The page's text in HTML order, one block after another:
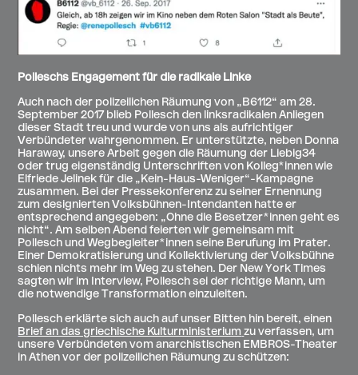
Polleschs Engagement für die radikale Linke
Auch nach der polizeilichen Räumung von „B6112“ am 28.
September 2017 blieb Pollesch den linksradikalen Anliegen
dieser Stadt treu und wurde von uns als aufrichtiger
Verbündeter wahrgenommen. Er unterstützte, neben Donna
Haraway, unsere Arbeit gegen die Räumung der Liebig34
oder trug eigenständig Unterschriften von Kolleg*innen wie
Elfriede Jelinek für die „Kein-Haus-Weniger“-Kampagne
zusammen. Bei der Pressekonferenz zu seiner Ernennung
zum designierten Volksbühnen-Intendanten hatte er
entsprechend angegeben: „Ohne die Besetzer*innen geht es
nicht“. Am selben Abend feierten wir gemeinsam mit
Pollesch und Wegbegleiter*innen seine Berufung im Prater.
Einer Demokratisierung und Kollektivierung der Volksbühne
schien nichts mehr im Weg zu stehen. Der New York Times
sagten wir im Interview, Pollesch sei der richtige Mann, um
die notwendige Transformation einzuleiten.
Pollesch erklärte sich auch auf unser Bitten hin bereit, einen
Brief an das griechische Kulturministerium zu verfassen, um
unsere Verbündeten vom anarchistischen EMBROS-Theater
in Athen vor der polizeilichen Räumung zu schützen: